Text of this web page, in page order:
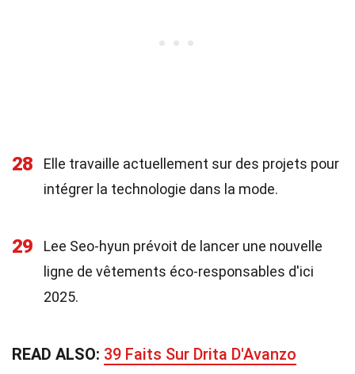
28
Elle travaille actuellement sur des projets pour
intégrer la technologie dans la mode.
29
Lee Seo-hyun prévoit de lancer une nouvelle
ligne de vêtements éco-responsables d'ici
2025.
READ ALSO: 39 Faits Sur Drita D'Avanzo